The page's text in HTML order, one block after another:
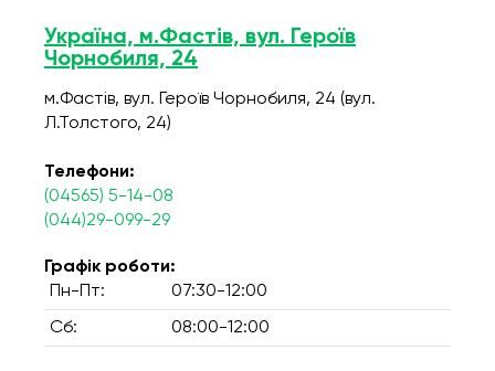
Україна, м.Фастів, вул. Героїв
Чорнобиля, 24
м.Фастів, вул. Героїв Чорнобиля, 24 (вул.
Л.Толстого, 24)
Телефони:
(04565) 5-14-08
(044)29-099-29
Графік роботи:
Пн-Пт:
07:30-12:00
Сб: 08:00-12:00